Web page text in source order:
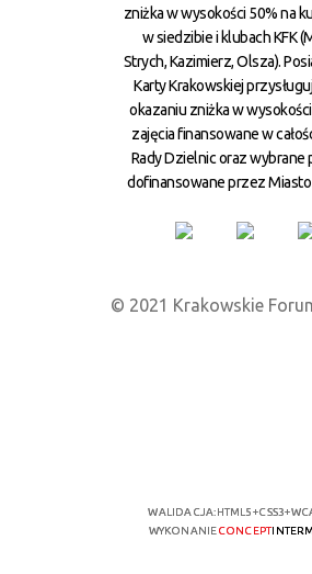
zniżka w wysokości 50% na
w siedzibie i klubach KFK
Strych, Kazimierz, Olsza).
Karty Krakowskiej
okazaniu zniżka w
zajęcia finansowane w
Rady Dzielnic oraz wybrane
dofinansowane przez Miasto
© 2021 Krakowskie
WALIDACJA: HTML5+CSS3+
WYKONANIECONCEPT